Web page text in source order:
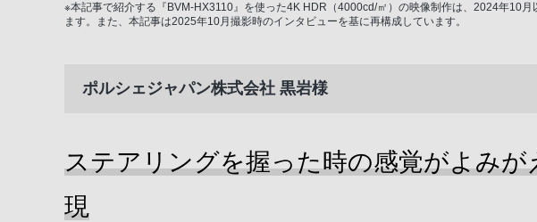
※本記事で紹介する『BVM-HX3110』を使った4K HDR（4000cd/㎡）の映像制作は、2024年10
ます。また、本記事は2025年10月撮影時のインタビューを基に再構成しています。
ポルシェジャパン株式会社 黒岩様
ステアリングを握った時の感覚がよみ
現